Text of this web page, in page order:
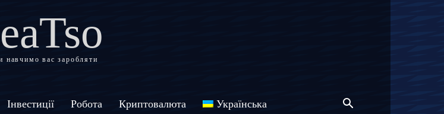
навчимо вас заробляти
Інвестиції Робота Криптовалюта Українська